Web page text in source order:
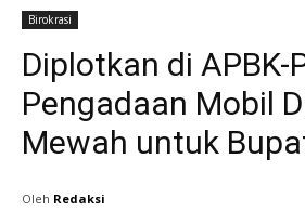
Birokrasi
Diplotkan di APBK-
Pengadaan Mobil
Mewah untuk
Oleh Redaksi